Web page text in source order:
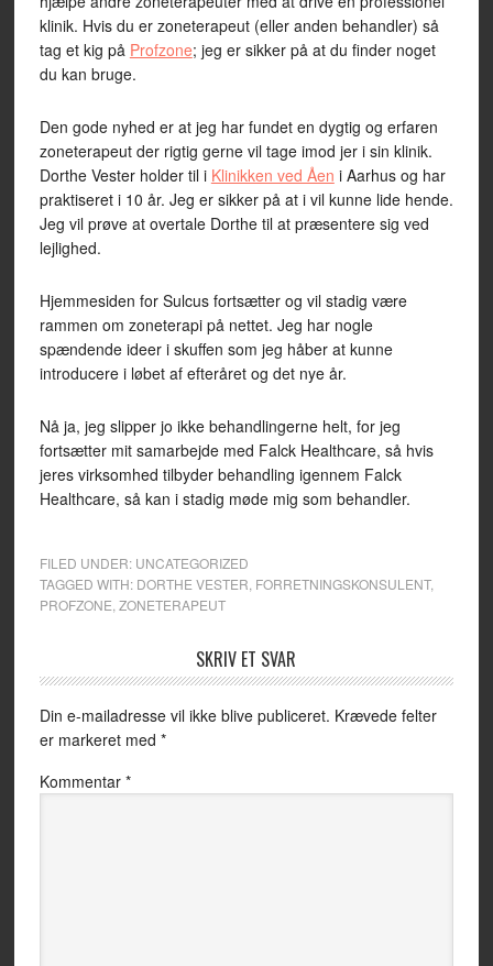
klinik. Hvis du er zoneterapeut (eller anden behandler) så
tag et kig på Profzone; jeg er sikker på at du finder noget
du kan bruge.
Den gode nyhed er at jeg har fundet en dygtig og erfaren
zoneterapeut der rigtig gerne vil tage imod jer i sin klinik.
Dorthe Vester holder til i Klinikken ved Åen i Aarhus og har
praktiseret i 10 år. Jeg er sikker på at i vil kunne lide hende.
Jeg vil prøve at overtale Dorthe til at præsentere sig ved
lejlighed.
Hjemmesiden for Sulcus fortsætter og vil stadig være
rammen om zoneterapi på nettet. Jeg har nogle
spændende ideer i skuffen som jeg håber at kunne
introducere i løbet af efteråret og det nye år.
Nå ja, jeg slipper jo ikke behandlingerne helt, for jeg
fortsætter mit samarbejde med Falck Healthcare, så hvis
jeres virksomhed tilbyder behandling igennem Falck
Healthcare, så kan i stadig møde mig som behandler.
FILED UNDER: UNCATEGORIZED
TAGGED WITH: DORTHE VESTER FORRETNINGSKONSULENT,
PROFZONE ZONETERAPEUT
SKRIV ET SVAR
Din e-mailadresse vil ikke blive publiceret. Krævede felter
er markeret med *
Kommentar *